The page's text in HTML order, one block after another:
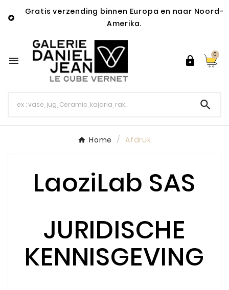

Gratis verzending binnen Europa en naar Noord-
Amerika.
 
0

Home Afdruk
LaoziLab SAS
JURIDISCHE
KENNISGEVING